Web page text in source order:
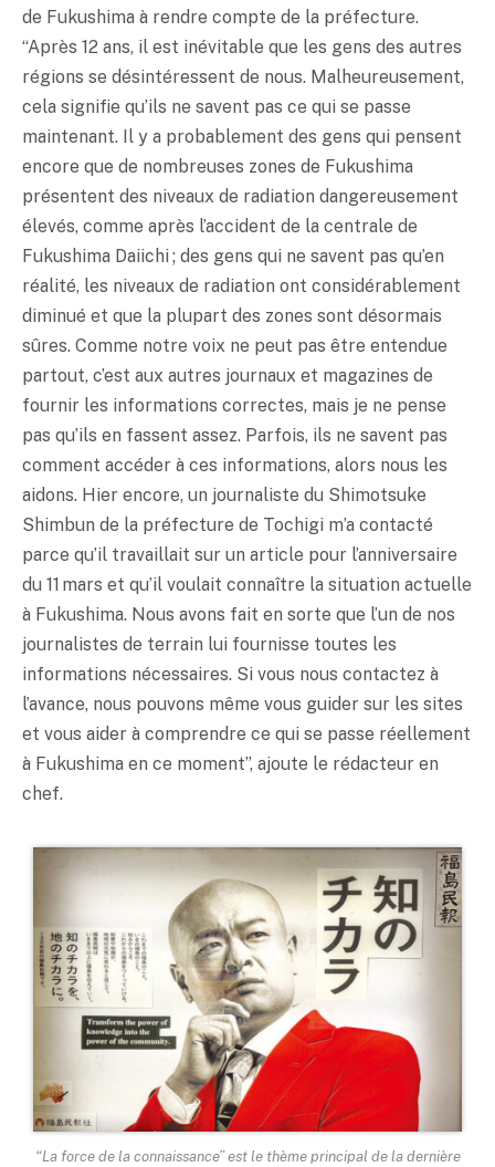
de Fukushima à rendre compte de la préfecture.
“Après 12 ans, il est inévitable que les gens des autres
régions se désintéressent de nous. Malheureusement,
cela signifie qu’ils ne savent pas ce qui se passe
maintenant. Il y a probablement des gens qui pensent
encore que de nombreuses zones de Fukushima
présentent des niveaux de radiation dangereusement
élevés, comme après l’accident de la centrale de
Fukushima Daiichi ; des gens qui ne savent pas qu’en
réalité, les niveaux de radiation ont considérablement
diminué et que la plupart des zones sont désormais
sûres. Comme notre voix ne peut pas être entendue
partout, c’est aux autres journaux et magazines de
fournir les informations correctes, mais je ne pense
pas qu’ils en fassent assez. Parfois, ils ne savent pas
comment accéder à ces informations, alors nous les
aidons. Hier encore, un journaliste du Shimotsuke
Shimbun de la préfecture de Tochigi m’a contacté
parce qu’il travaillait sur un article pour l’anniversaire
du 11 mars et qu’il voulait connaître la situation actuelle
à Fukushima. Nous avons fait en sorte que l’un de nos
journalistes de terrain lui fournisse toutes les
informations nécessaires. Si vous nous contactez à
l’avance, nous pouvons même vous guider sur les sites
et vous aider à comprendre ce qui se passe réellement
à Fukushima en ce moment”, ajoute le rédacteur en
chef.
“La force de la connaissance” est le thème principal de la dernière